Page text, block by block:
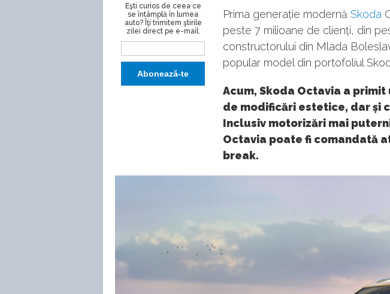
Eşti curios de ceea ce
se întâmplă în lumea
auto? Îţi trimitem ştirile
zilei direct pe e-mail.
Prima generație modernă Skoda
peste 7 milioane de clienți, din
constructorului din Mlada
popular model din portofoliul
Acum, Skoda Octavia a
de modificări estetice, dar și
Inclusiv motorizări mai
Octavia poate fi comandată
break.